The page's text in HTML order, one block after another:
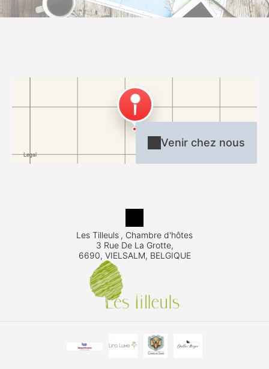
Venir chez nous
Les Tilleuls , Chambre d'hôtes
3 Rue De La Grotte,
6690, VIELSALM, BELGIQUE